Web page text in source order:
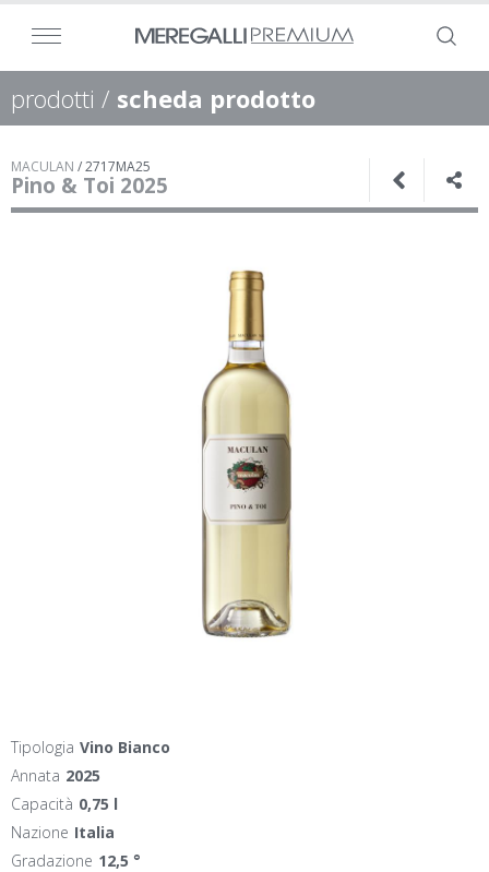
prodotti / scheda prodotto
MACULAN /2717MA25
Pino & Toi 2025
Tipologia Vino Bianco
Annata 2025
Capacità 0,75 l
Nazione Italia
Gradazione 12,5 °